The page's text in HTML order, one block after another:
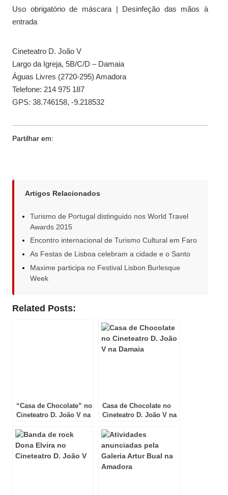
Uso obrigatório de máscara | Desinfeção das mãos à
entrada
Cineteatro D. João V
Largo da Igreja, 5B/C/D – Damaia
Águas Livres (2720-295) Amadora
Telefone: 214 975 187
GPS: 38.746158, -9.218532
Partilhar em:
Artigos Relacionados
Turismo de Portugal distinguido nos World Travel
Awards 2015
Encontro internacional de Turismo Cultural em Faro
As Festas de Lisboa celebram a cidade e o Santo
Maxime participa no Festival Lisbon Burlesque
Week
Related Posts:
“Casa de Chocolate” no
Cineteatro D. João V na
Casa de Chocolate no
Cineteatro D. João V na